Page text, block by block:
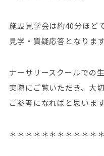
施設見学会は約40分ほど
見学・質疑応答となります
ナーサリースクールでの
実際にご覧いただき、大
ご参考になればと思います
＊＊＊＊＊＊＊＊＊＊＊